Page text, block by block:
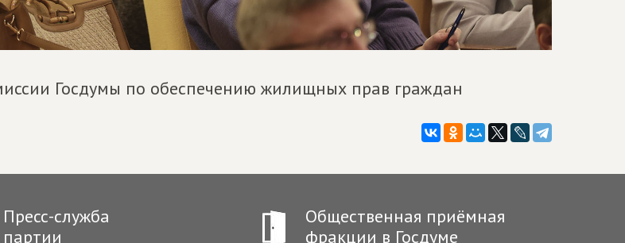
Госдумы по обеспечению жилищных прав граждан
Пресс-служба
партии
Общественная приёмная
фракции в Госдуме